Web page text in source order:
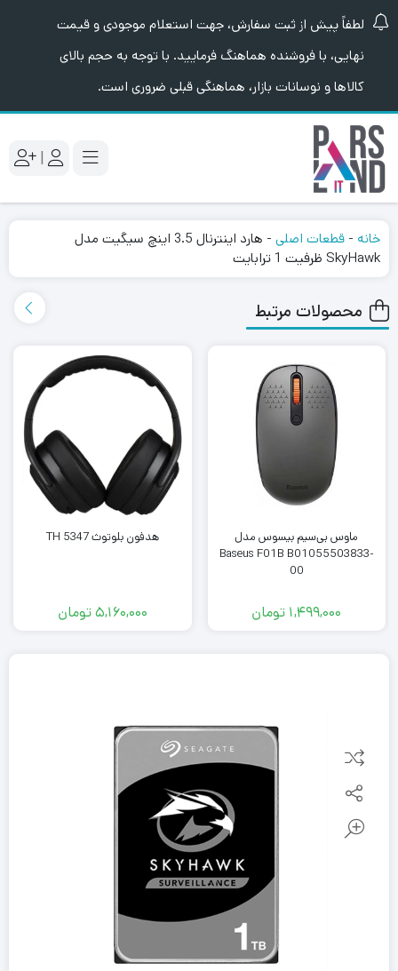
لطفاً پیش از ثبت سفارش، جهت استعلام موجودی و قیمت
نهایی، با فروشنده هماهنگ فرمایید. با توجه به حجم بالای
کالاها و نوسانات بازار، هماهنگی قبلی ضروری است.
|
خانه - قطعات اصلی -
هارد اینترنال 3.5 اینچ سیگیت مدل
SkyHawk ظرفیت 1 ترابایت
محصولات مرتبط
ماوس بی‌سیم بیسوس مدل
Baseus F01B B01055503833-
00
1,499,000 تومان
هدفون بلوتوث TH 5347
5,160,000تومان